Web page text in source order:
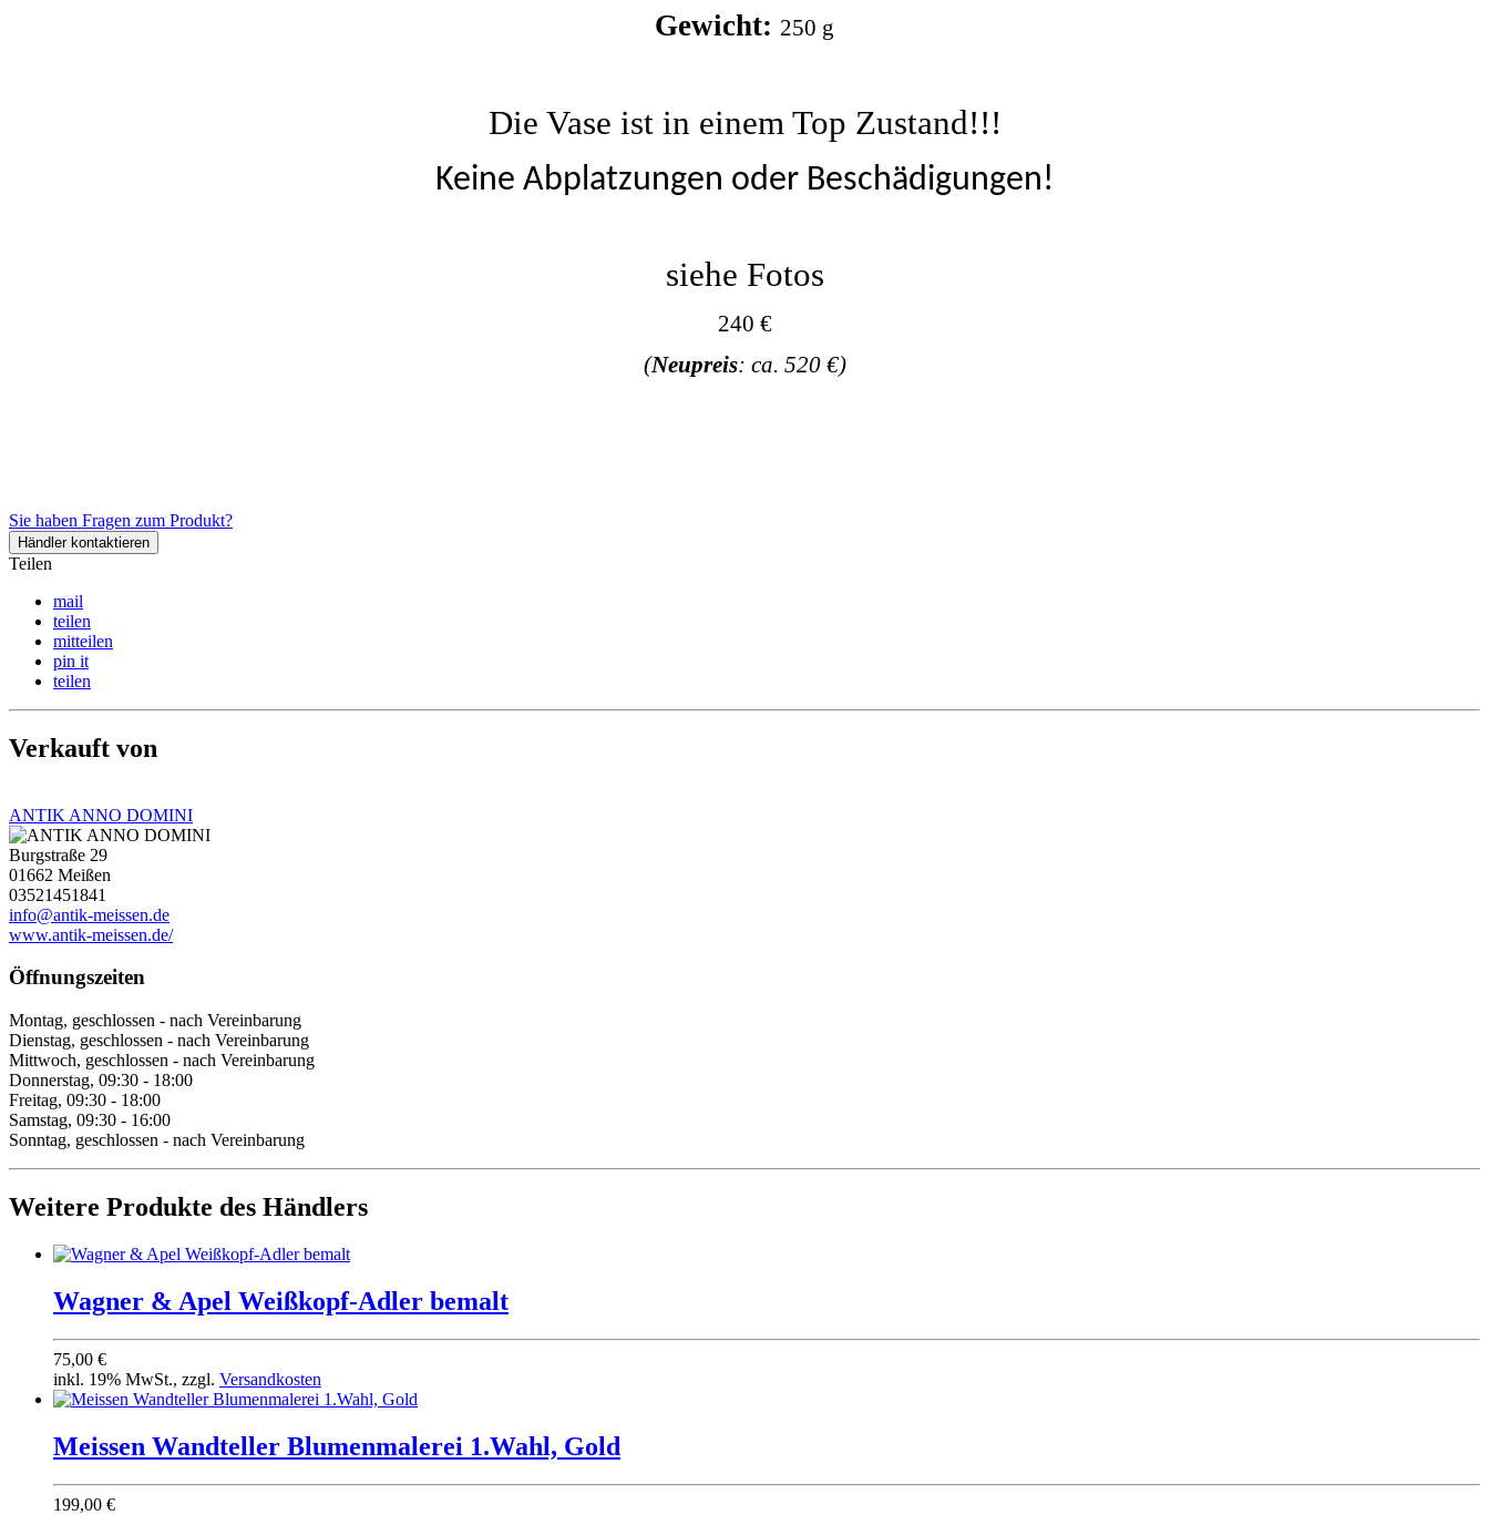
Gewicht: 250 g
Die Vase ist in einem Top Zustand!!!
Keine Abplatzungen oder Beschädigungen!
siehe Fotos
240 €
(Neupreis: ca. 520 €)
Sie haben Fragen zum Produkt?
Händler kontaktieren
Teilen
mail
teilen
mitteilen
pin it
teilen
Verkauft von
ANTIK ANNO DOMINI
Burgstraße 29
01662 Meißen
03521451841
info@antik-meissen.de
www.antik-meissen.de/
Öffnungszeiten
Montag, geschlossen - nach Vereinbarung
Dienstag, geschlossen - nach Vereinbarung
Mittwoch, geschlossen - nach Vereinbarung
Donnerstag, 09:30 - 18:00
Freitag, 09:30 - 18:00
Samstag, 09:30 - 16:00
Sonntag, geschlossen - nach Vereinbarung
Weitere Produkte des Händlers
Wagner & Apel Weißkopf-Adler bemalt
75,00 €
inkl. 19% MwSt., zzgl. Versandkosten
Meissen Wandteller Blumenmalerei 1.Wahl, Gold
199,00 €